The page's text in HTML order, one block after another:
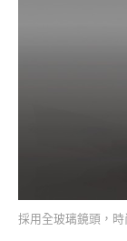
採用全玻璃鏡頭，時